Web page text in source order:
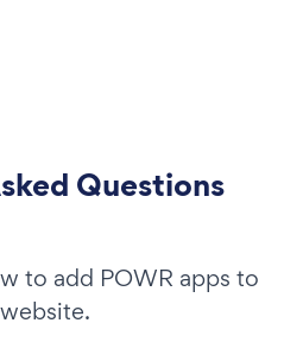
Questions
to add POWR apps to